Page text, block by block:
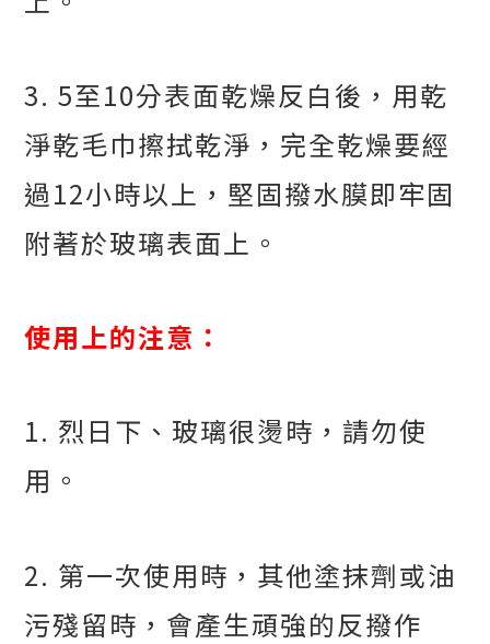
3. 5至10分表面乾燥反白後，用乾
淨乾毛巾擦拭乾淨，完全乾燥要經
過12小時以上，堅固撥水膜即牢固
附著於玻璃表面上。
使用上的注意：
1. 烈日下、玻璃很燙時，請勿使
用。
2. 第一次使用時，其他塗抹劑或油
污殘留時，會產生頑強的反撥作